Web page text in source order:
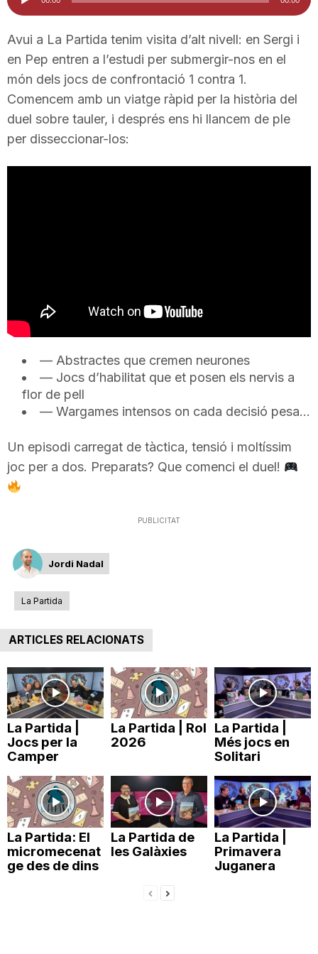
i
u
t
T
a
g
o
n
a
d'àudio
Avui a La Partida tenim visita d’alt nivell: en Sergi i
en Pep entren a l’estudi per submergir-nos en el
món dels jocs de confrontació 1 contra 1.
Comencem amb un viatge ràpid per la història del
duel sobre tauler, i després ens hi llancem de ple
per disseccionar-los:
— Abstractes que cremen neurones
— Jocs d’habilitat que et posen els nervis a
flor de pell
— Wargames intensos on cada decisió pesa…
Un episodi carregat de tàctica, tensió i moltíssim
joc per a dos. Preparats? Que comenci el duel!
PUBLICITAT
Jordi Nadal
La Partida
ARTICLES RELACIONATS
La Partida |
Jocs per la
Camper
La Partida | Rol
2026
La Partida |
Més jocs en
Solitari
La Partida: El
micromecenat
ge des de dins
La Partida de
les Galàxies
La Partida |
Primavera
Juganera